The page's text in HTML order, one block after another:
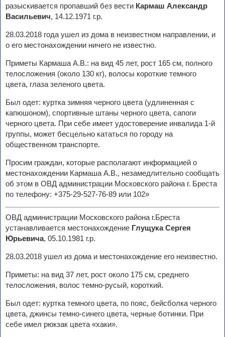
разыскивается пропавший без вести Кармаш Александр
Васильевич, 14.12.1971 г.р.
28.03.2018 года ушел из дома в неизвестном направлении, и
о его местонахождении ничего не известно.
Приметы Кармаша А.В.: на вид 45 лет, рост 165 см, полного
телосложения (около 130 кг), волосы короткие темного
цвета, глаза зеленого цвета.
Был одет: куртка зимняя черного цвета (удлиненная с
капюшоном), спортивные штаны черного цвета, сапоги
черного цвета. При себе имеет удостоверение инвалида 1-й
группы, может бесцельно кататься по городу на
общественном транспорте.
Просим граждан, которые располагают информацией о
местонахождении Кармаша А.В., незамедлительно сообщать
об этом в ОВД администрации Московского района г. Бреста
по телефону: +375-29-527-76-89 или 102»
ОВД администрации Московского района г.Бреста
устанавливается местонахождение Глущука Сергея
Юрьевича, 05.10.1981 г.р.
28.03.2018 ушел из дома и местонахождение его неизвестно.
Приметы: на вид 37 лет, рост около 175 см, среднего
телосложения, волос темно-русый, короткий.
Был одет: куртка темного цвета, по пояс, бейсболка черного
цвета, джинсы темно-синего цвета, черные ботинки. При
себе имел рюкзак цвета «хаки».